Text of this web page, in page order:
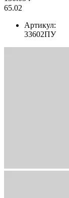
65.02
Артикул:
33602ПУ